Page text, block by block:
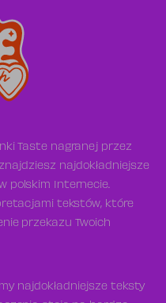
Taste nagranej przez
najdokładniejsze
polskim Internecie.
tekstów, które
przekazu Twoich
najdokładniejsze teksty